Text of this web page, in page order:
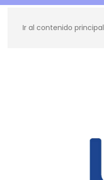
Ir al contenido principal